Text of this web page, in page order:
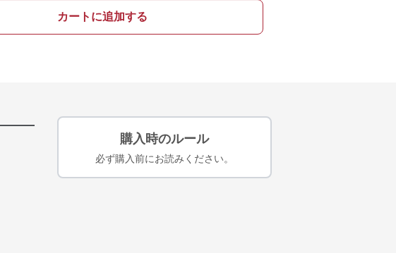
カートに追加する
購入時のルール
必ず購入前にお読みください。